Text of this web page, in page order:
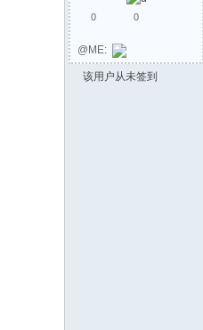
0 0
@ME:
该用户从未签到